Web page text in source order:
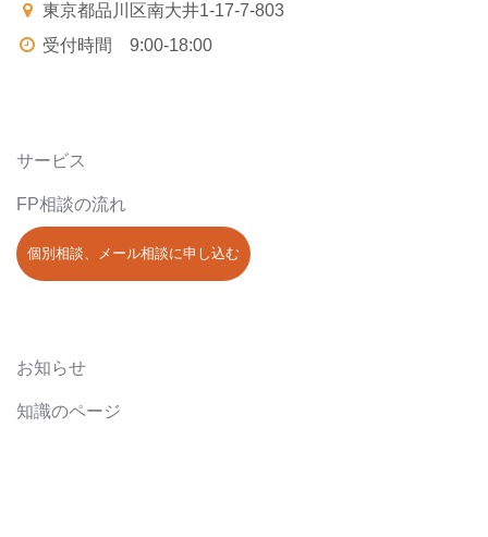
東京都品川区南大井1-17-7-803
受付時間 9:00-18:00
サービス
FP相談の流れ
個別相談、メール相談に申し込む
お知らせ
知識のページ